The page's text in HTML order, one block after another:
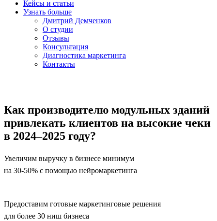
Кейсы и статьи
Узнать больше
Дмитрий Демченков
О студии
Отзывы
Консультация
Диагностика маркетинга
Контакты
Как производителю модульных зданий
привлекать клиентов на высокие чеки
в 2024–2025 году?
Увеличим выручку в бизнесе минимум
на 30-50% с помощью нейромаркетинга
Предоставим готовые маркетинговые решения
для более 30 ниш бизнеса